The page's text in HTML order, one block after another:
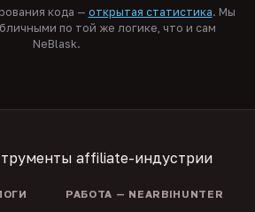
кода — открытая статистика. Мы
по той же логике, что и сам
NeBlask.
affiliate-индустрии
РАБОТА — NEARBIHUNTER